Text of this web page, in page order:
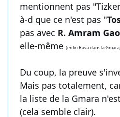
mentionnent pas
à-d que ce n'est pas "
pas avec R. Amram
elle-même (enfin Rava dans la
Du coup, la preuve
Mais pas totalement,
la liste de la Gmara
(cela semble clair).